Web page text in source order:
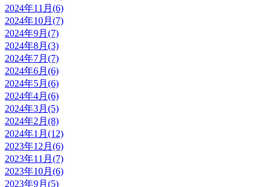
2024年11月(6)
2024年10月(7)
2024年9月(7)
2024年8月(3)
2024年7月(7)
2024年6月(6)
2024年5月(6)
2024年4月(6)
2024年3月(5)
2024年2月(8)
2024年1月(12)
2023年12月(6)
2023年11月(7)
2023年10月(6)
2023年9月(5)